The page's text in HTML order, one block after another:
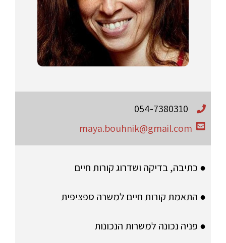
054-7380310
maya.bouhnik@gmail.com
● כתיבה, בדיקה ושדרוג קורות חיים
● התאמת קורות חיים למשרה ספציפית
● פניה נכונה למשרות הנכונות